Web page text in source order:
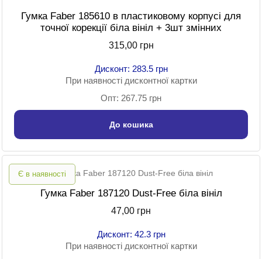
Гумка Faber 185610 в пластиковому корпусі для
точної корекції біла вініл + 3шт змінних
315,00 грн
Дисконт: 283.5 грн
При наявності дисконтної картки
Опт: 267.75 грн
До кошика
Є в наявності
Гумка Faber 187120 Dust-Free біла вініл
47,00 грн
Дисконт: 42.3 грн
При наявності дисконтної картки